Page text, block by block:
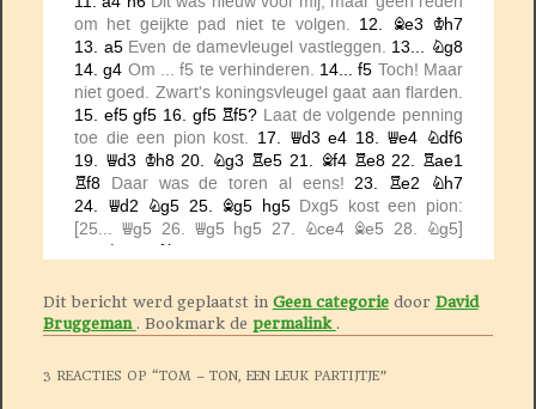
Dit bericht werd geplaatst in Geen categoriedoor David
Bruggeman . Bookmark de permalink .
3 REACTIES OP “TOM – TON, EEN LEUK PARTIJTJE”